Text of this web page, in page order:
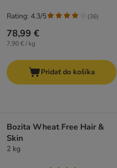
78,99 €
7,90 € / kg
Rating: 4.3/5 (36)
Pridať do košíka
Bozita Wheat Free Hair &
Skin
2 kg